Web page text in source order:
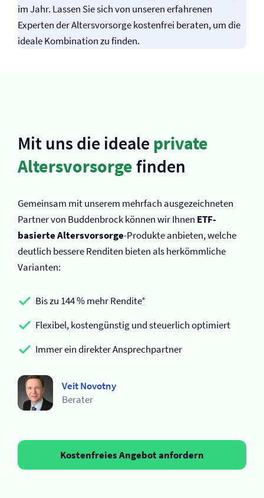
im Jahr. Lassen Sie sich von unseren erfahrenen
Experten der Altersvorsorge kostenfrei beraten, um die
ideale Kombination zu finden.
Mit uns die ideale private
Altersvorsorgefinden
Gemeinsam mit unserem mehrfach ausgezeichneten
Partner von Buddenbrock können wir Ihnen ETF-
basierte Altersvorsorge-Produkte anbieten, welche
deutlich bessere Renditen bieten als herkömmliche
Varianten:
Bis zu 144 % mehr Rendite*
Flexibel, kostengünstig und steuerlich optimiert
Immer ein direkter Ansprechpartner
Veit Novotny
Berater
Kostenfreies Angebot anfordern